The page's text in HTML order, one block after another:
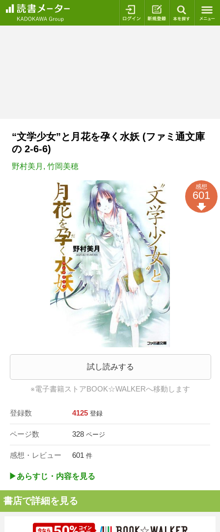
ログイン 新規登録
“文学少女”と月花を孕く水妖 (ファミ通文庫
の 2-6-6)
野村美月 , 竹岡美穂
試し読みする
※電子書籍ストアBOOK☆WALKERへ移動します
登録数 4125 登録
ページ数 328 ページ
感想・レビュー 601 件
感想
601
▶︎あらすじ・内容を見る
書店で詳細を見る